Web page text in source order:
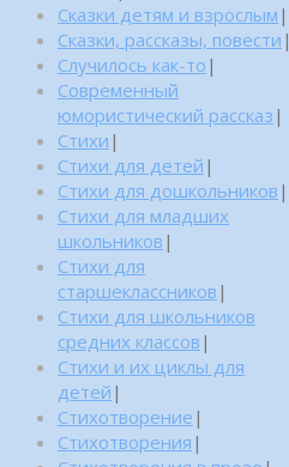
Сказки детям и взрослым |
Сказки, рассказы, повести |
Случилось как-то |
Современный
юмористический рассказ |
Стихи |
Стихи для детей |
Стихи для дошкольников |
Стихи для младших
школьников |
Стихи для
старшеклассников |
Стихи для школьников
средних классов |
Стихи и их циклы для
детей |
Стихотворение |
Стихотворения |